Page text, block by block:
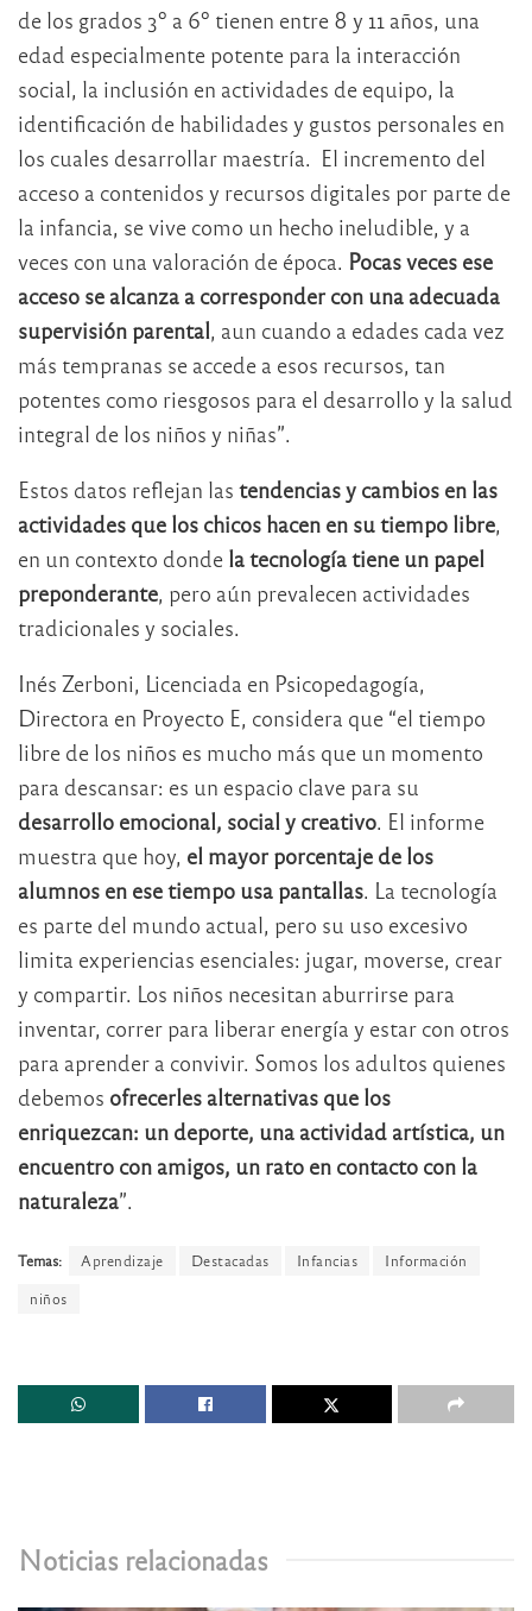
de los grados 3º a 6º tienen entre 8 y 11 años, una
edad especialmente potente para la interacción
social, la inclusión en actividades de equipo, la
identificación de habilidades y gustos personales en
los cuales desarrollar maestría. ​ El incremento del
acceso a contenidos y recursos digitales por parte de
la infancia, se vive como un hecho ineludible, y a
veces con una valoración de época. Pocas veces ese
acceso se alcanza a corresponder con una adecuada
supervisión parental, aun cuando a edades cada vez
más tempranas se accede a esos recursos, tan
potentes como riesgosos para el desarrollo y la salud
integral de los niños y niñas”.
Estos datos reflejan las tendencias y cambios en las
actividades que los chicos hacen en su tiempo libre,
en un contexto donde la tecnología tiene un papel
preponderante, pero aún prevalecen actividades
tradicionales y sociales.
Inés Zerboni, Licenciada en Psicopedagogía,
Directora en Proyecto E, considera que “el tiempo
libre de los niños es mucho más que un momento
para descansar: es un espacio clave para su
desarrollo emocional, social y creativo. El informe
muestra que hoy, el mayor porcentaje de los
alumnos en ese tiempo usa pantallas. La tecnología
es parte del mundo actual, pero su uso excesivo
limita experiencias esenciales: jugar, moverse, crear
y compartir. Los niños necesitan aburrirse para
inventar, correr para liberar energía y estar con otros
para aprender a convivir. Somos los adultos quienes
debemos ofrecerles alternativas que los
enriquezcan: un deporte, una actividad artística, un
encuentro con amigos, un rato en contacto con la
naturaleza”.
Temas: Aprendizaje Destacadas Infancias
Información
niños
Noticias relacionadas